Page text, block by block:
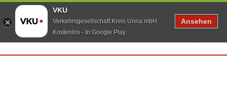
VKU
Verkehrsgesellschaft Kreis Unna mbH
Kostenlos - In Google Play
Ansehen